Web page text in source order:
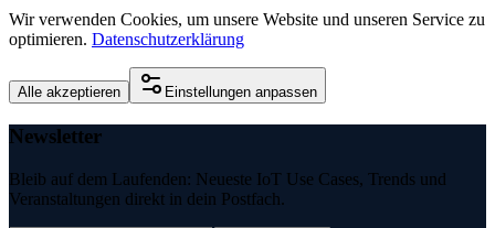
Wir verwenden Cookies, um unsere Website und unseren Service zu
optimieren. Datenschutzerklärung
Alle akzeptieren Einstellungen anpassen
Newsletter
Bleib auf dem Laufenden: Neueste IoT Use Cases, Trends und
Veranstaltungen direkt in dein Postfach.